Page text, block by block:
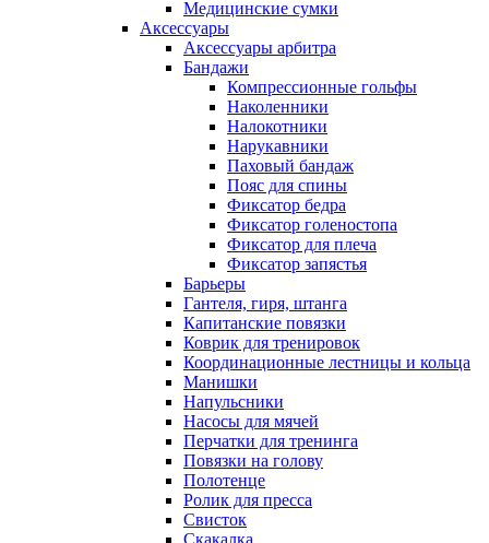
Медицинские сумки
Аксессуары
Аксессуары арбитра
Бандажи
Компрессионные гольфы
Наколенники
Налокотники
Нарукавники
Паховый бандаж
Пояс для спины
Фиксатор бедра
Фиксатор голеностопа
Фиксатор для плеча
Фиксатор запястья
Барьеры
Гантеля, гиря, штанга
Капитанские повязки
Коврик для тренировок
Координационные лестницы и кольца
Манишки
Напульсники
Насосы для мячей
Перчатки для тренинга
Повязки на голову
Полотенце
Ролик для пресса
Свисток
Скакалка